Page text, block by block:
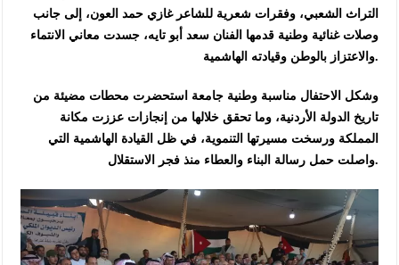
التراث الشعبي، وفقرات شعرية للشاعر غازي حمد العون، إلى جانب
وصلات غنائية وطنية قدمها الفنان سعد أبو تايه، جسدت معاني الانتماء
والاعتزاز بالوطن وقيادته الهاشمية.
وشكل الاحتفال مناسبة وطنية جامعة استحضرت محطات مضيئة من
تاريخ الدولة الأردنية، وما تحقق خلالها من إنجازات عززت مكانة
المملكة ورسخت مسيرتها التنموية، في ظل القيادة الهاشمية التي
واصلت حمل رسالة البناء والعطاء منذ فجر الاستقلال.